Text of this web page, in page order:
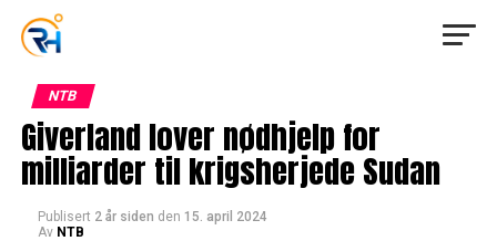
NTB
Giverland lover nødhjelp for
milliarder til krigsherjede Sudan
Publisert 2 år siden den 15. april 2024
Av NTB